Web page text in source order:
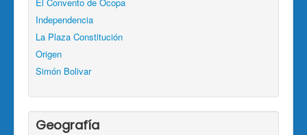
El Convento de Ocopa
Independencia
La Plaza Constitución
Origen
Simón Bolivar
Geografía